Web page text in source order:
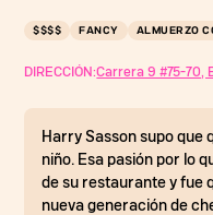
$$$$ FANCY ALMUERZO
DIRECCIÓN:Carrera 9 #75-70,
Harry Sasson supo que
niño. Esa pasión por lo
de su restaurante y fue
nueva generación de